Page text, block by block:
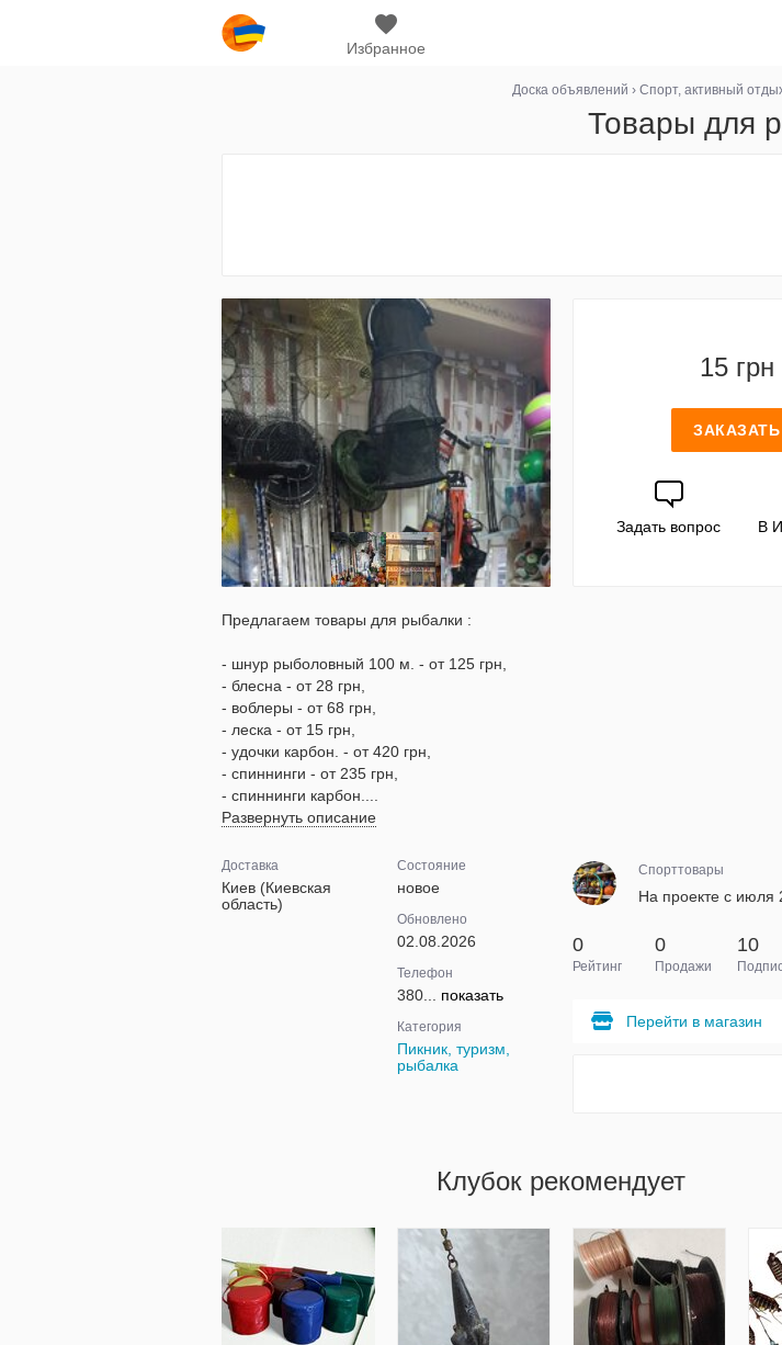
Избранное
Доска объявлений › Спорт, активный
Товары для
15 грн
ЗАКАЗАТЬ
Задать вопрос В
Предлагаем товары для рыбалки :
- шнур рыболовный 100 м. - от 125 грн,
- блесна - от 28 грн,
- воблеры - от 68 грн,
- леска - от 15 грн,
- удочки карбон. - от 420 грн,
- спиннинги - от 235 грн,
- спиннинги карбон....
Развернуть описание
Доставка
Киев (Киевская
область)
Состояние
новое
Обновлено
02.08.2026
Телефон
380... показать
Категория
Пикник, туризм,
рыбалка
Спорттовары
На проекте с июля
0
Рейтинг
0
Продажи
10
Перейти в магазин
Клубок рекомендует